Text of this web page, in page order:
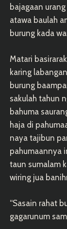
bajagaan
atawa baulah
burung kada
Matari
karing
burung
sakulah tahun
bahuma
haja di
naya tajibun
pahumaannya
taun sumalam
wiring jua
“Sasain rahat
gagarunum